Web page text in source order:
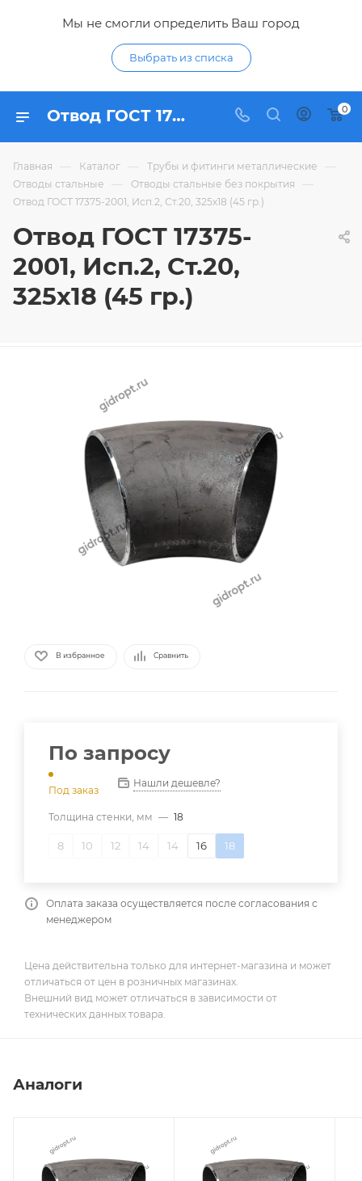
Мы не смогли определить Ваш город
Выбрать из списка
Отвод ГОСТ 17375-2001, Исп.2, Ст.20, 325х18 (45 гр.) - купить по цене в интернет-магазине Гидропромтехника с доставкой в Курске 0
Главная — Каталог — Трубы и фитинги металлические —
Отводы стальные — Отводы стальные без покрытия —
Отвод ГОСТ 17375-2001, Исп.2, Ст.20, 325х18 (45 гр.)
Отвод ГОСТ 17375-
2001, Исп.2, Ст.20,
325х18 (45 гр.)
В избранное Сравнить
По запросу
Под заказ
Нашли дешевле?
Толщина стенки, мм — 18
8 10 12 14 14 16 18
Оплата заказа осуществляется после согласования с
менеджером
Цена действительна только для интернет-магазина и может
отличаться от цен в розничных магазинах.
Внешний вид может отличаться в зависимости от
технических данных товара.
Аналоги